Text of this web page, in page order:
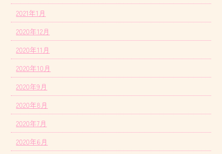
2021年1月
2020年12月
2020年11月
2020年10月
2020年9月
2020年8月
2020年7月
2020年6月